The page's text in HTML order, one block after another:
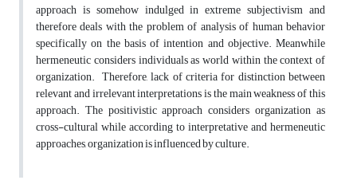
approach is somehow indulged in extreme subjectivism and
therefore deals with the problem of analysis of human behavior
specifically on the basis of intention and objective. Meanwhile
hermeneutic considers individuals as world within the context of
organization. Therefore, lack of criteria for distinction between
relevant and irrelevant interpretations is the main weakness of this
approach. The positivistic approach considers organization as
cross-cultural while according to interpretative and hermeneutic
approaches, organization is influenced by culture.